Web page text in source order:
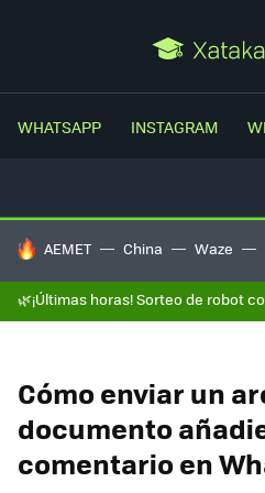
WHATSAPP INSTAGRAM
HOY SE HABLA DE
AEMET China Waze
🌿¡Últimas horas! Sorteo de robot
Cómo enviar un
documento
comentario en